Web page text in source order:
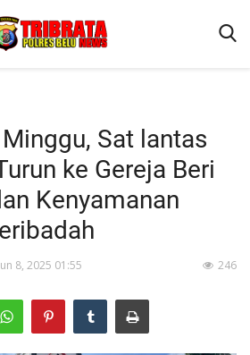
Sat lantas
ke Gereja Beri
Kenyamanan
8, 2025 01:55 246